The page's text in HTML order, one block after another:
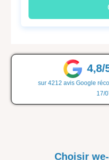
4,8/
sur 4212 avis Google
17/
Choisir